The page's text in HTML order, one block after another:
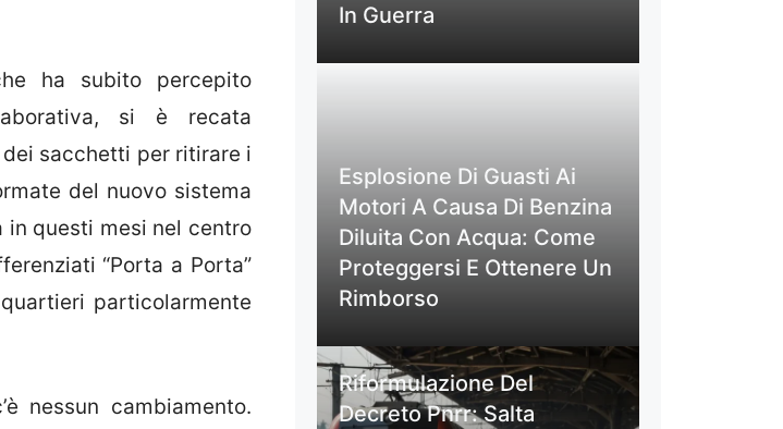
ha subito percepito
si è recata
sacchetti per ritirare i
del nuovo sistema
in questi mesi nel centro
“Porta a Porta”
particolarmente
nessun cambiamento.
In Guerra
Esplosione Di Guasti Ai
Motori A Causa Di Benzina
Diluita Con Acqua: Come
Proteggersi E Ottenere Un
Rimborso
Riformulazione Del
Decreto Pnrr: Salta